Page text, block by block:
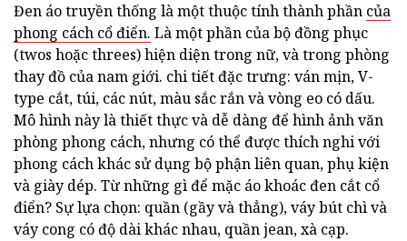
Đen áo truyền thống là một thuộc tính thành phần của
phong cách cổ điển. Là một phần của bộ đồng phục
(twos hoặc threes) hiện diện trong nữ, và trong phòng
thay đồ của nam giới. chi tiết đặc trưng: ván mịn, V-
type cắt, túi, các nút, màu sắc rắn và vòng eo có dấu.
Mô hình này là thiết thực và dễ dàng để hình ảnh văn
phòng phong cách, nhưng có thể được thích nghi với
phong cách khác sử dụng bộ phận liên quan, phụ kiện
và giày dép. Từ những gì để mặc áo khoác đen cắt cổ
điển? Sự lựa chọn: quần (gầy và thẳng), váy bút chì và
váy cong có độ dài khác nhau, quần jean, xà cạp.